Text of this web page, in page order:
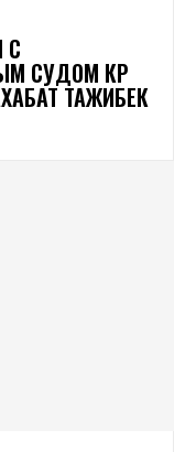
С
СУДОМ КР
ТАЖИБЕК